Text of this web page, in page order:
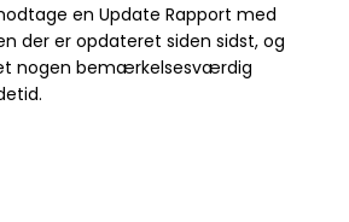
en Update Rapport med
der er opdateret siden sidst, og
nogen bemærkelsesværdig